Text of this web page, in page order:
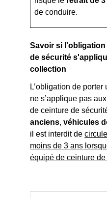
de conduire.
Savoir si
de sécurité
collection
L’obligation de
ne s’applique pas
de ceinture de
anciens,véhicules
il est interdit de
moins de 3 ans
équipé de ceinture